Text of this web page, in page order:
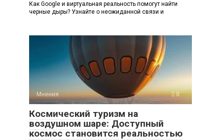
Как Google и виртуальная реальность помогут найти
черные дыры? Узнайте о неожиданной связи и
Мнения 0
Космический туризм на
воздушном шаре: Доступный
космос становится реальностью